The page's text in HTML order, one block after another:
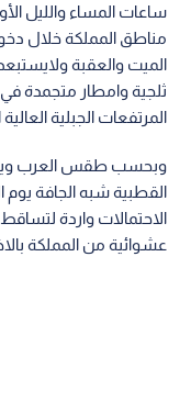
ساعات المساء والليل
مناطق المملكة خلال
الميت والعقبة
ثلجية وامطار متجمدة
المرتفعات الجبلية العالية
وبحسب طقس العرب
القطبية شبه الجافة يوم
الاحتمالات واردة
عشوائية من المملكة